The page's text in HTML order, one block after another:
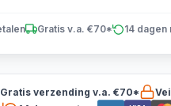
Gratis v.a. €70* 14 dagen
Gratis verzending v.a. €70*